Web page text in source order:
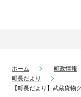
ホーム 町政情報
町長だより
【町長だより】武蔵貨物